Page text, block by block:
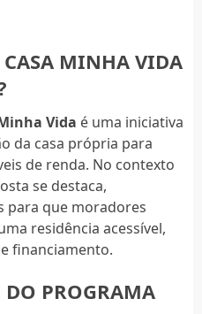
MINHA VIDA
Vida é uma iniciativa
da casa própria para
de renda. No contexto
se destaca,
para que moradores
residência acessível,
financiamento.
PROGRAMA